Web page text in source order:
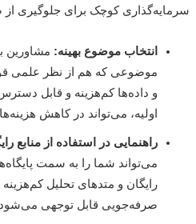
کوچک برای جلوگیری از
انتخاب موضوع بهینه:مشاورین
موضوعی که هم از نظر علمی قوی
و داده‌ها کم‌هزینه و قابل دسترس،
اولیه، می‌تواند در کاهش هزینه‌ها
راهنمایی در استفاده از منابع رایگان:
می‌تواند شما را به سمت پایگاه‌های
رایگان و متدهای تحلیل کم‌هزینه
صرفه‌جویی قابل توجهی می‌شود.